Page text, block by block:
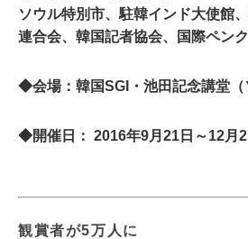
ソウル特別市、駐韓インド大使館
連合会、韓国記者協会、国際ペン
◆会場：韓国SGI・池田記念講堂（
◆開催日： 2016年9月21日～12月
観賞者が5万人に